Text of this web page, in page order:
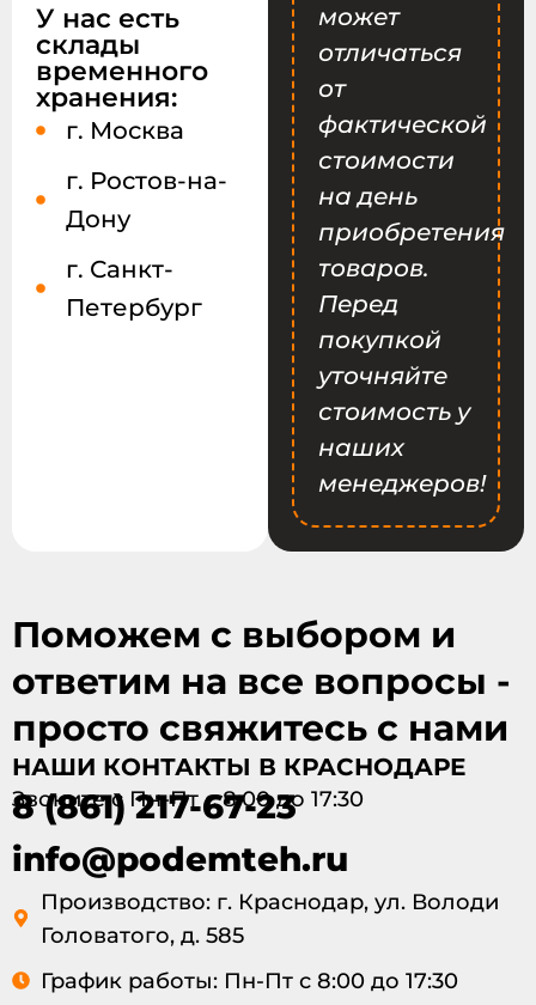
У нас есть
склады
временного
хранения:
г. Москва
г. Ростов-на-
Дону
г. Санкт-
Петербург
может
отличаться
от
фактической
стоимости
на день
приобретения
товаров.
Перед
покупкой
уточняйте
стоимость у
наших
менеджеров!
Поможем с выбором и
ответим на все вопросы -
просто свяжитесь с нами
НАШИ КОНТАКТЫ В КРАСНОДАРЕ
Звоните с Пн-Пт с 8:00 до 17:30
8 (861) 217-67-23
info@podemteh.ru
Производство: г. Краснодар, ул. Володи
Головатого, д. 585
График работы: Пн-Пт с 8:00 до 17:30